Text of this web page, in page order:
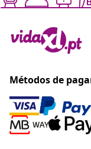
Métodos de